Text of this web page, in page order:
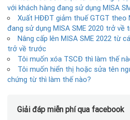
với khách hàng đang sử dụng MISA
Xuất HĐĐT giảm thuế GTGT theo
đang sử dụng MISA SME 2020 trở về
Nâng cấp lên MISA SME 2022 từ
trở về trước
Tôi muốn xóa TSCĐ thì làm thế
Tôi muốn hiển thị hoặc sửa tên
chứng từ thì làm thế nào?
Giải đáp miễn phí qua facebook